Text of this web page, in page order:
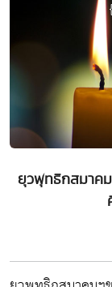
ยุวพุทธิกสมาค